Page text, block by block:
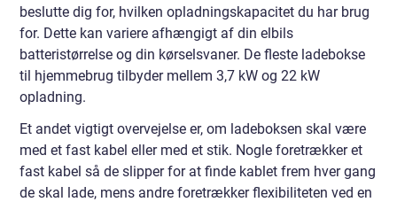
beslutte dig for, hvilken opladningskapacitet du har brug
for. Dette kan variere afhængigt af din elbils
batteristørrelse og din kørselsvaner. De fleste ladebokse
til hjemmebrug tilbyder mellem 3,7 kW og 22 kW
opladning.
Et andet vigtigt overvejelse er, om ladeboksen skal være
med et fast kabel eller med et stik. Nogle foretrækker et
fast kabel så de slipper for at finde kablet frem hver gang
de skal lade, mens andre foretrækker flexibiliteten ved en